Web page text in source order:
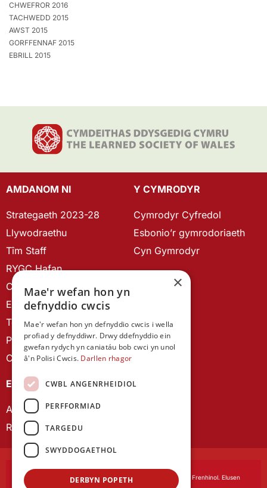
CHWEFROR 2016
TACHWEDD 2015
AWST 2015
GORFFENNAF 2015
EBRILL 2015
AMDANOM NI
Strategaeth 2023-28
Llywodraethu
Tîm Staff
RYGC Hafan
Canllawiau brandio
Ein Hanes
Telerau ac Amodau
Polisi Preifatrwydd
Cysylltu â ni
Y CYMRODYR
Cymrodyr Cyfredol
Esbonio’r gymrodoriaeth
Cyn Gymrodyr
EIN CYHOEDDIADAU
Astudiaethau Cymreig
Rhwydwaith Ymchwil Gyrfa Cynnar
Cymdeithas Ddysgedig Cymru, corfforedig drwy Siarter Frenhinol. Elusen
×
Mae'r wefan hon yn
defnyddio cwcis
Mae'r wefan hon yn defnyddio cwcis i wella
profiad y defnyddiwr. Drwy ddefnyddio ein
gwefan rydych yn caniatáu bob cwci yn unol
â'n Polisi Cwcis. Darllen rhagor
CWBL ANGENRHEIDIOL
PERFFORMIAD
TARGEDU
SWYDDOGAETHOL
DERBYN POPETH